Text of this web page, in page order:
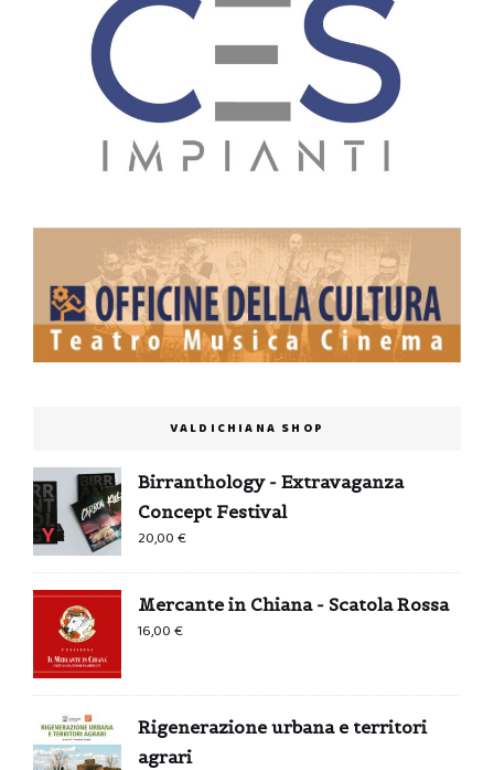
VALDICHIANA SHOP
Birranthology - Extravaganza
Concept Festival
20,00€
Mercante in Chiana - Scatola Rossa
16,00€
Rigenerazione urbana e territori
agrari